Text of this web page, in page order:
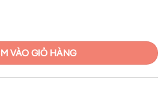
VÀO GIỎ HÀNG